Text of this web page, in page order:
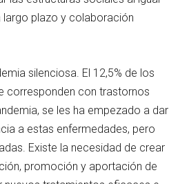
plazo y colaboración
silenciosa. El 12,5% de los
corresponden con trastornos
se les ha empezado a dar
a estas enfermedades, pero
Existe la necesidad de crear
promoción y aportación de